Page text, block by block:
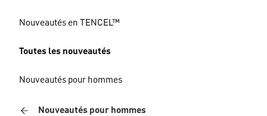
Nouveautés en TENCEL™
Toutes les nouveautés
Nouveautés pour hommes
Nouveautés pour hommes